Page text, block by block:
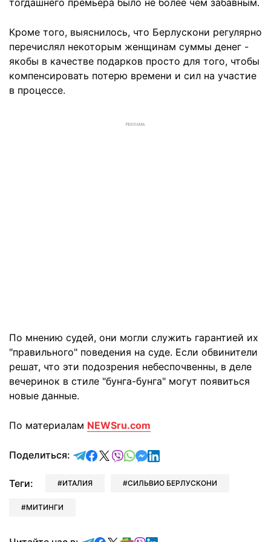
тогдашнего премьера было не более чем забавным.
Кроме того, выяснилось, что Берлускони регулярно
перечислял некоторым женщинам суммы денег -
якобы в качестве подарков просто для того, чтобы
компенсировать потерю времени и сил на участие
в процессе.
РЕКЛАМА
По мнению судей, они могли служить гарантией их
"правильного" поведения на суде. Если обвинители
решат, что эти подозрения небеспочвенны, в деле
вечеринок в стиле "бунга-бунга" могут появиться
новые данные.
По материалам NEWSru.com
Поделиться: отправить в Telegram
поделиться в Facebook
поделиться в X
отправить в Viber
отправить в Whatsapp
отправить в Messenger
отправить в LinkedIn
Теги: ИТАЛИЯ СИЛЬВИО БЕРЛУСКОНИ
МИТИНГИ